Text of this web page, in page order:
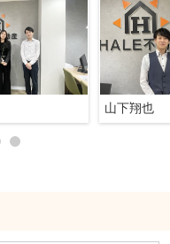
山下翔也